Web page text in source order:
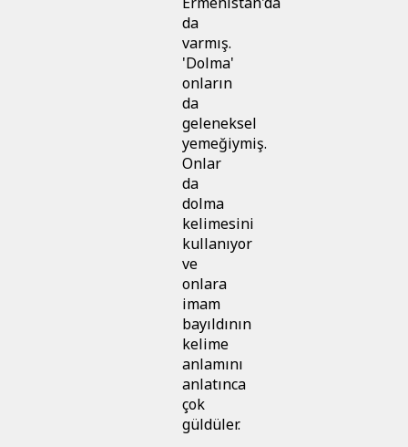
da
varmış.
'Dolma'
onların
da
geleneksel
yemeğiymiş.
Onlar
da
dolma
kelimesini
kullanıyor
ve
onlara
imam
bayıldının
kelime
anlamını
anlatınca
çok
güldüler.